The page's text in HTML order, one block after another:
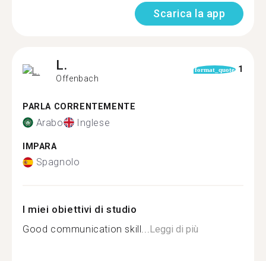
Scarica la app
L.
Offenbach
format_quote 1
PARLA CORRENTEMENTE
Arabo Inglese
IMPARA
Spagnolo
I miei obiettivi di studio
Good communication skill...Leggi di più